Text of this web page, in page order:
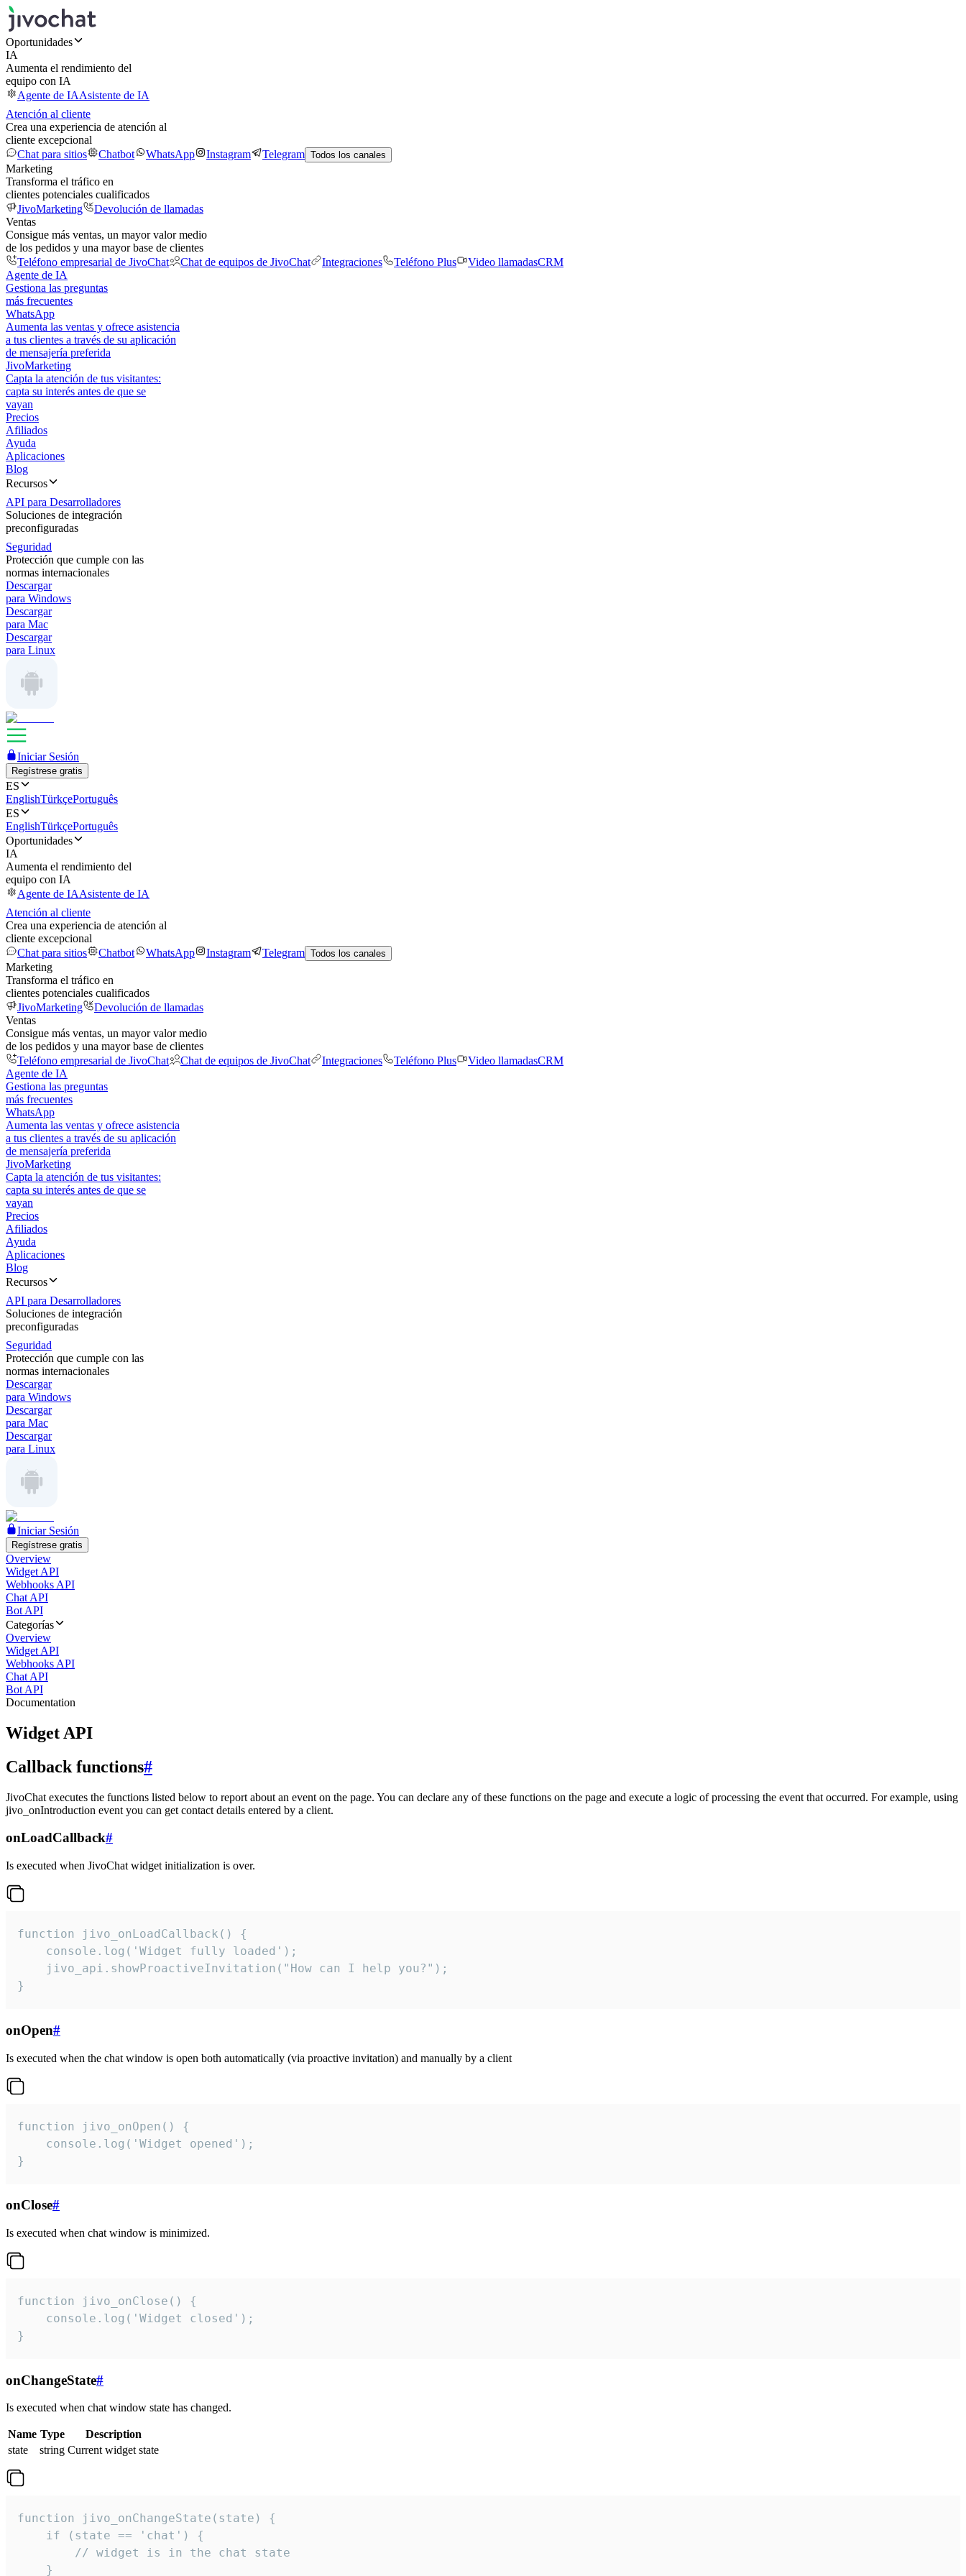
Oportunidades
IA
Aumenta el rendimiento del
equipo con IA
Agente de IAAsistente de IA
Atención al cliente
Crea una experiencia de atención al
cliente excepcional
Chat para sitios
Chatbot WhatsApp Instagram Telegram Todos los canales
Marketing
Transforma el tráfico en
clientes potenciales cualificados
JivoMarketing
Devolución de llamadas
Ventas
Consigue más ventas, un mayor valor medio
de los pedidos y una mayor base de clientes
Teléfono empresarial de JivoChat
Chat de equipos de JivoChat Integraciones Teléfono Plus Video llamadasCRM
Agente de IA
Gestiona las preguntas
más frecuentes
WhatsApp
Aumenta las ventas y ofrece asistencia
a tus clientes a través de su aplicación
de mensajería preferida
JivoMarketing
Capta la atención de tus visitantes:
capta su interés antes de que se
vayan
Precios
Afiliados
Ayuda
Aplicaciones
Blog
Recursos
API para Desarrolladores
Soluciones de integración
preconfiguradas
Seguridad
Protección que cumple con las
normas internacionales
Descargar
para Windows
Descargar
para Mac
Descargar
para Linux
Iniciar Sesión
Regístrese gratis
ES
EnglishTürkçePortuguês
ES
EnglishTürkçePortuguês
Oportunidades
IA
Aumenta el rendimiento del
equipo con IA
Agente de IAAsistente de IA
Atención al cliente
Crea una experiencia de atención al
cliente excepcional
Chat para sitios
Chatbot WhatsApp Instagram Telegram Todos los canales
Marketing
Transforma el tráfico en
clientes potenciales cualificados
JivoMarketing
Devolución de llamadas
Ventas
Consigue más ventas, un mayor valor medio
de los pedidos y una mayor base de clientes
Teléfono empresarial de JivoChat
Chat de equipos de JivoChat Integraciones Teléfono Plus Video llamadasCRM
Agente de IA
Gestiona las preguntas
más frecuentes
WhatsApp
Aumenta las ventas y ofrece asistencia
a tus clientes a través de su aplicación
de mensajería preferida
JivoMarketing
Capta la atención de tus visitantes:
capta su interés antes de que se
vayan
Precios
Afiliados
Ayuda
Aplicaciones
Blog
Recursos
API para Desarrolladores
Soluciones de integración
preconfiguradas
Seguridad
Protección que cumple con las
normas internacionales
Descargar
para Windows
Descargar
para Mac
Descargar
para Linux
Iniciar Sesión
Regístrese gratis
Overview
Widget API
Webhooks API
Chat API
Bot API
Categorías
Overview
Widget API
Webhooks API
Chat API
Bot API
Documentation
Widget API
Callback functions#
JivoChat executes the functions listed below to report about an event on the page. You can declare any of these functions on the page and execute a logic of processing the event that occurred. For example, using
jivo_onIntroduction event you can get contact details entered by a client.
onLoadCallback#
Is executed when JivoChat widget initialization is over.
function jivo_onLoadCallback() {
    console.log('Widget fully loaded');
    jivo_api.showProactiveInvitation("How can I help you?");
}
onOpen#
Is executed when the chat window is open both automatically (via proactive invitation) and manually by a client
function jivo_onOpen() {
    console.log('Widget opened');
}
onClose#
Is executed when chat window is minimized.
function jivo_onClose() {
    console.log('Widget closed');
}
onChangeState#
Is executed when chat window state has changed.
Name Type
Description
state
string Current widget state
function jivo_onChangeState(state) {
    if (state == 'chat') {
        // widget is in the chat state
    }